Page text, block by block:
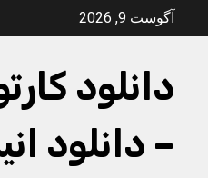
آگوست 9, 2026
دانلود
– دانلود